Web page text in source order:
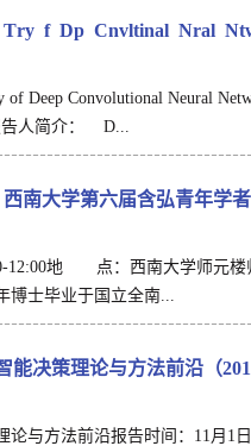
of Deep Convolutional Neural
of Deep Convolutional Neural
告人简介： D...
南大学第六届含弘青年学
地 点：西南大学师元楼
博士毕业于国立全南...
能决策理论与方法前沿（
论与方法前沿报告时间：11月1